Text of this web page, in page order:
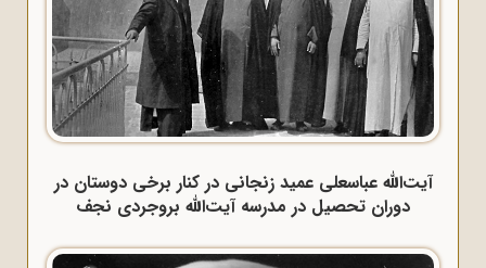
آیت‌الله عباسعلی عمید زنجانی در کنار برخی دوستان در
دوران تحصیل در مدرسه آیت‌الله بروجردی نجف